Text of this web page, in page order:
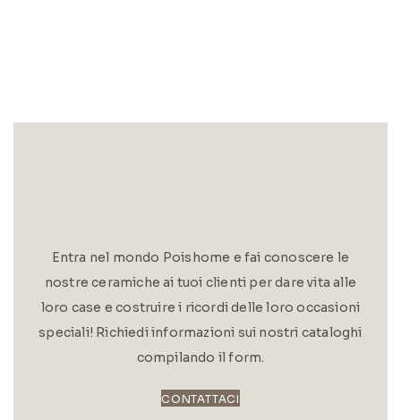
Entra nel mondo Poishome e fai conoscere le
nostre ceramiche ai tuoi clienti per dare vita alle
loro case e costruire i ricordi delle loro occasioni
speciali! Richiedi informazioni sui nostri cataloghi
compilando il form.
CONTATTACI